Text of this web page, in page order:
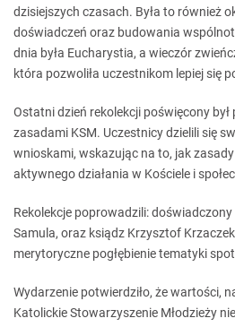
dzisiejszych czasach. Była to również
doświadczeń oraz budowania
dnia była Eucharystia, a wieczór
która pozwoliła uczestnikom lepiej się
Ostatni dzień rekolekcji poświęcony
zasadami KSM. Uczestnicy dzielili się
wnioskami, wskazując na to, jak
aktywnego działania w Kościele i
Rekolekcje poprowadzili:
Samula, oraz ksiądz Krzysztof
merytoryczne pogłębienie tematyki
Wydarzenie potwierdziło, że wartości,
Katolickie Stowarzyszenie Młodzieży